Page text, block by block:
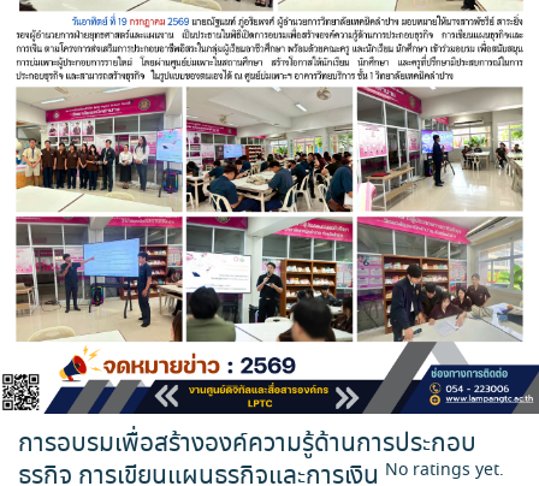
การอบรมเพื่อสร้างองค์ความรู้ด้านการประกอบ
ธุรกิจ การเขียนแผนธุรกิจและการเงิน No ratings yet.